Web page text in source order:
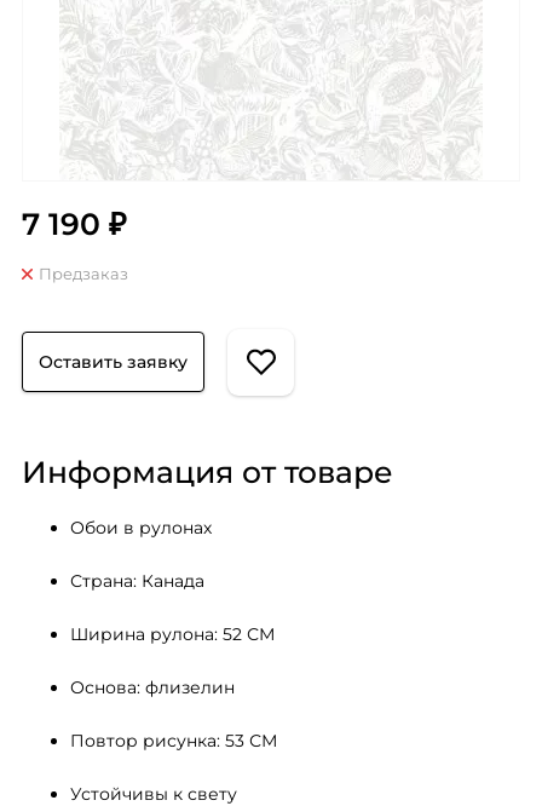
7 190 ₽
Предзаказ
Оставить заявку
Информация от товаре
Обои в рулонах
Страна: Канада
Ширина рулона: 52 СМ
Основа: флизелин
Повтор рисунка: 53 СМ
Устойчивы к свету